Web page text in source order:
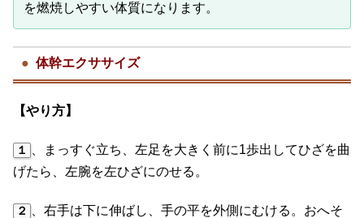
を燃焼しやすい体質になります。
体幹エクササイズ
【やり方】
１ 、まっすぐ立ち、左足を大きく前に1歩出してひざを曲
げたら、左腕を左ひざにのせる。
２ 、右手は下に伸ばし、手の平を外側にむける。おへそ